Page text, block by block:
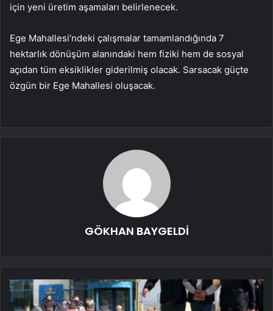
için yeni üretim aşamaları belirlenecek.
Ege Mahallesi’ndeki çalışmalar tamamlandığında 7
hektarlık dönüşüm alanındaki hem fiziki hem de sosyal
açıdan tüm eksiklikler giderilmiş olacak. Sarsacak güçte
özgün bir Ege Mahallesi oluşacak.
GÖKHAN BAYGELDİ